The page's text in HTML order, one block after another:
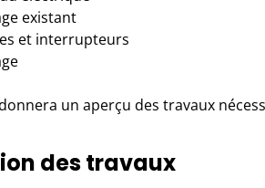
existant
et interrupteurs
un aperçu des travaux
des travaux